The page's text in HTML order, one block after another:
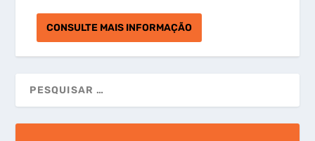
CONSULTE MAIS INFORMAÇÃO